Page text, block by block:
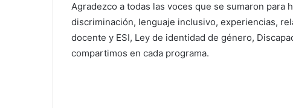
Agradezco a todas las voces que se sumaron para
discriminación, lenguaje inclusivo, experiencias,
docente y ESI, Ley de identidad de género,
compartimos en cada programa.